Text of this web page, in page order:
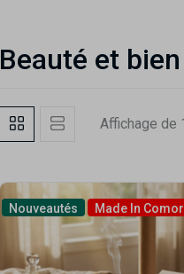
Beauté et
Affichage de
Nouveautés Made In